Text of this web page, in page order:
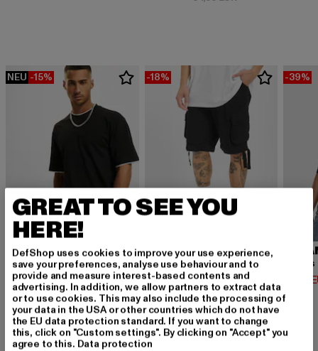
NEU -15%
URBAN CLASSICS
Contrast Tall Tee
12,74 EUR
Derzeitiger Preis: 12,74 EUR
14,99 EURAktionspreis: 14,99 EUR
-18%
BRANDIT
Urban Legend
32,79 EUR
Derzeitiger Preis: 32,79 EUR
39,99 EURAktionspreis:
-39%
14,02
GREAT TO SEE YOU
HERE!
DefShop uses cookies to improve your use experience,
save your preferences, analyse use behaviour and to
provide and measure interest-based contents and
advertising. In addition, we allow partners to extract data
or to use cookies. This may also include the processing of
your data in the USA or other countries which do not have
the EU data protection standard. If you want to change
this, click on "Custom settings". By clicking on "Accept" you
agree to this. Data protection